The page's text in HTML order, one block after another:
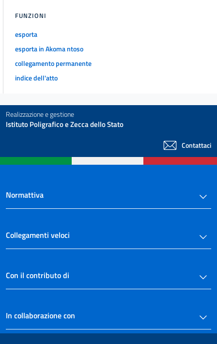
FUNZIONI
esporta
esporta in Akoma ntoso
collegamento permanente
indice dell'atto
Realizzazione e gestione
Istituto Poligrafico e Zecca dello Stato
Contattaci
Normattiva
Collegamenti veloci
Con il contributo di
In collaborazione con